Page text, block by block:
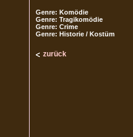
Genre: Komödie
Genre: Tragikomödie
Genre: Crime
Genre: Historie / Kostüm
zurück